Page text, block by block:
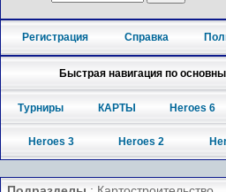
Регистрация Справка
Быстрая навигация по
Турниры КАРТЫ Heroes 6
Heroes 3 Heroes 2